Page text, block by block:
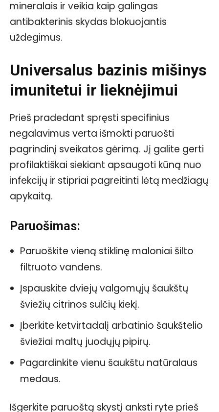
mineralais ir veikia kaip galingas
antibakterinis skydas blokuojantis
uždegimus.
Universalus bazinis mišinys
imunitetui ir lieknėjimui
Prieš pradedant spręsti specifinius
negalavimus verta išmokti paruošti
pagrindinį sveikatos gėrimą. Jį galite gerti
profilaktiškai siekiant apsaugoti kūną nuo
infekcijų ir stipriai pagreitinti lėtą medžiagų
apykaitą.
Paruošimas:
Paruoškite vieną stiklinę maloniai šilto
filtruoto vandens.
Įspauskite dviejų valgomųjų šaukštų
šviežių citrinos sulčių kiekį.
Įberkite ketvirtadalį arbatinio šaukštelio
šviežiai maltų juodųjų pipirų.
Pagardinkite vienu šaukštu natūralaus
medaus.
Išgerkite paruoštą skystį anksti ryte prieš